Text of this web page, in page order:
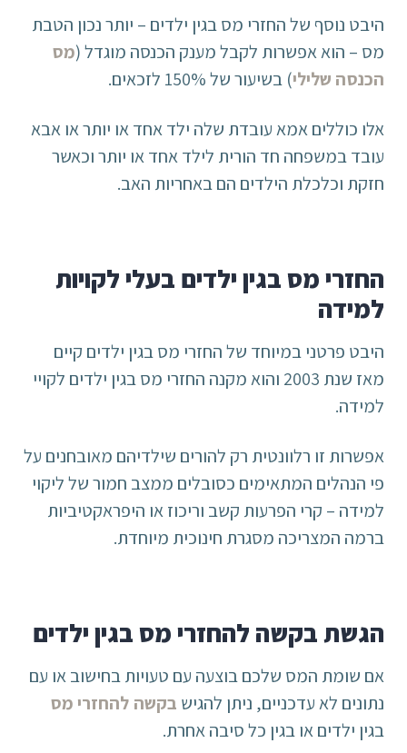
היבט נוסף של החזרי מס בגין ילדים – יותר נכון הטבת
מס – הוא אפשרות לקבל מענק הכנסה מוגדל (מס
הכנסה שלילי) בשיעור של 150% לזכאים.
אלו כוללים אמא עובדת שלה ילד אחד או יותר או אבא
עובד במשפחה חד הורית לילד אחד או יותר וכאשר
חזקת וכלכלת הילדים הם באחריות האב.
החזרי מס בגין ילדים בעלי לקויות
למידה
היבט פרטני במיוחד של החזרי מס בגין ילדים קיים
מאז שנת 2003 והוא מקנה החזרי מס בגין ילדים לקויי
למידה.
אפשרות זו רלוונטית רק להורים שילדיהם מאובחנים על
פי הנהלים המתאימים כסובלים ממצב חמור של ליקוי
למידה – קרי הפרעות קשב וריכוז או היפראקטיביות
ברמה המצריכה מסגרת חינוכית מיוחדת.
הגשת בקשה להחזרי מס בגין ילדים
אם שומת המס שלכם בוצעה עם טעויות בחישוב או עם
נתונים לא עדכניים, ניתן להגיש בקשה להחזרי מס
בגין ילדים או בגין כל סיבה אחרת.